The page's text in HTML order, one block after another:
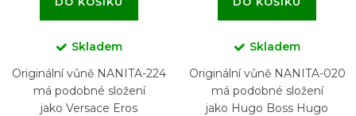
Skladem
Originální vůně NANITA-224
má podobné složení
jako Versace Eros
Skladem
Originální vůně NANITA-020
má podobné složení
jako Hugo Boss Hugo